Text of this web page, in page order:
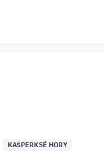
KAŠPERKSÉ HORY